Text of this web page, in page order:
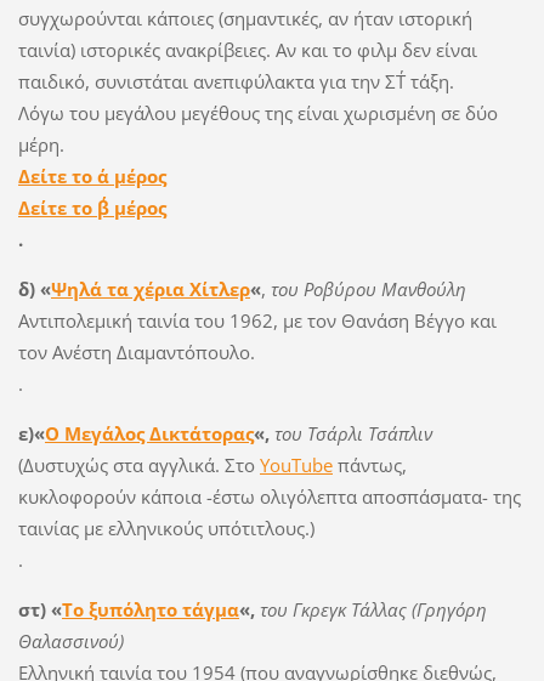
συγχωρούνται κάποιες (σημαντικές, αν ήταν ιστορική
ταινία) ιστορικές ανακρίβειες. Αν και το φιλμ δεν είναι
παιδικό, συνιστάται ανεπιφύλακτα για την ΣΤ΄ τάξη.
Λόγω του μεγάλου μεγέθους της είναι χωρισμένη σε δύο
μέρη.
Δείτε το α΄ μέρος
Δείτε το β΄ μέρος
.
δ) «Ψηλά τα χέρια Χίτλερ«, του Ροβύρου Μανθούλη
Αντιπολεμική ταινία του 1962, με τον Θανάση Βέγγο και
τον Ανέστη Διαμαντόπουλο.
.
ε)«Ο Μεγάλος Δικτάτορας«, του Τσάρλι Τσάπλιν
(Δυστυχώς στα αγγλικά. Στο YouTubeπάντως,
κυκλοφορούν κάποια -έστω ολιγόλεπτα αποσπάσματα- της
ταινίας με ελληνικούς υπότιτλους.)
.
στ) «Το ξυπόλητο τάγμα«, του Γκρεγκ Τάλλας (Γρηγόρη
Θαλασσινού)
Ελληνική ταινία του 1954 (που αναγνωρίσθηκε διεθνώς,